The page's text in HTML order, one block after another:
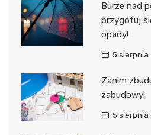
Burze nad
przygotuj
opady!
5 sierpnia
Zanim
zabudowy!
5 sierpnia